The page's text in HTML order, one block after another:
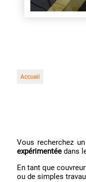
Accueil
Vous recherchez
expérimentéedans
En tant que
ou de simples